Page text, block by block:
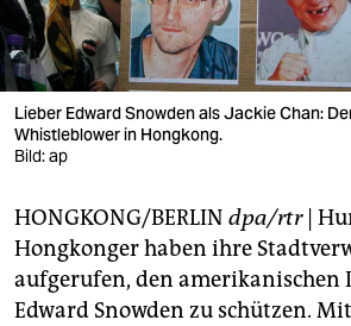
verlag
verlag
veranstaltungen
shop
fragen & hilfe
unterstützen
abo
Lieber Edward Snowden als Jackie Chan:
Whistleblower in Hongkong.
Bild: ap
HONGKONG/BERLIN dpa/rtr|
Hongkonger haben ihre
aufgerufen, den
Edward Snowden zu schützen.